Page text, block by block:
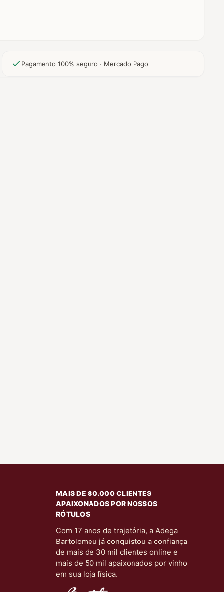
Pagamento 100% seguro · Mercado Pago
MAIS DE 80.000 CLIENTES
APAIXONADOS POR NOSSOS
RÓTULOS
Com 17 anos de trajetória, a Adega
Bartolomeu já conquistou a confiança
de mais de 30 mil clientes online e
mais de 50 mil apaixonados por vinho
em sua loja física.